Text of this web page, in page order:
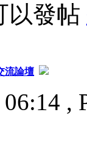
以發帖
流論壇
,